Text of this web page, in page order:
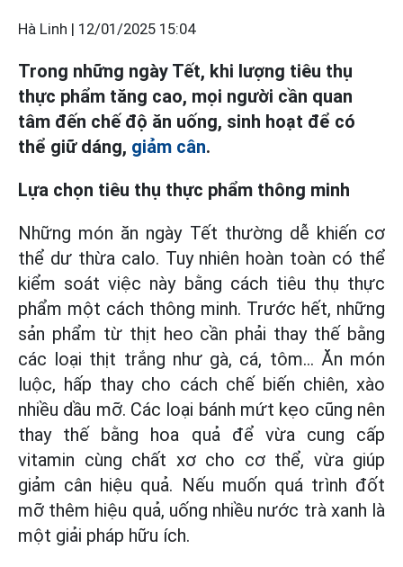
Hà Linh | 12/01/2025 15:04
Trong những ngày Tết, khi lượng tiêu thụ
thực phẩm tăng cao, mọi người cần quan
tâm đến chế độ ăn uống, sinh hoạt để có
thể giữ dáng, giảm cân.
Lựa chọn tiêu thụ thực phẩm thông minh
Những món ăn ngày Tết thường dễ khiến cơ
thể dư thừa calo. Tuy nhiên hoàn toàn có thể
kiểm soát việc này bằng cách tiêu thụ thực
phẩm một cách thông minh. Trước hết, những
sản phẩm từ thịt heo cần phải thay thế bằng
các loại thịt trắng như gà, cá, tôm… Ăn món
luộc, hấp thay cho cách chế biến chiên, xào
nhiều dầu mỡ. Các loại bánh mứt kẹo cũng nên
thay thế bằng hoa quả để vừa cung cấp
vitamin cùng chất xơ cho cơ thể, vừa giúp
giảm cân hiệu quả. Nếu muốn quá trình đốt
mỡ thêm hiệu quả, uống nhiều nước trà xanh là
một giải pháp hữu ích.